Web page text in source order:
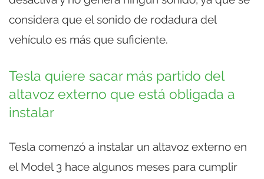
considera que el sonido de rodadura del
vehículo es más que suficiente.
Tesla quiere sacar más partido del
altavoz externo que está obligada a
instalar
Tesla comenzó a instalar un altavoz externo en
el Model 3 hace algunos meses para cumplir